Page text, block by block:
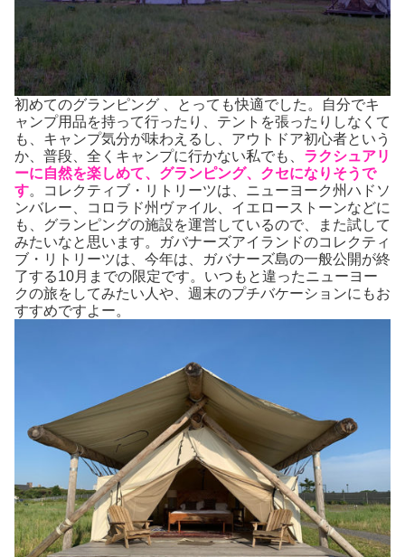
初めてのグランピング 、とっても快適でした。自分でキ
ャンプ用品を持って行ったり、テントを張ったりしなくて
も、キャンプ気分が味わえるし、アウトドア初心者という
か、普段、全くキャンプに行かない私でも、 ラクシュアリ
ーに自然を楽しめて、グランピング、クセになりそうで
す。コレクティブ・リトリーツは、ニューヨーク州ハドソ
ンバレー、コロラド州ヴァイル、イエローストーンなどに
も、グランピングの施設を運営しているので、また試して
みたいなと思います。ガバナーズアイランドのコレクティ
ブ・リトリーツは、今年は、ガバナーズ島の一般公開が終
了する10月までの限定です。いつもと違ったニューヨー
クの旅をしてみたい人や、週末のプチバケーションにもお
すすめですよー。